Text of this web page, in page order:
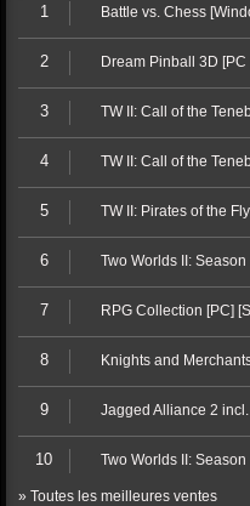
1 Battle vs. Chess
2 Dream Pinball 3D
3 TW II: Call of the
4 TW II: Call of the
5 TW II: Pirates of the
6 Two Worlds II:
7 RPG Collection [PC]
8 Knights and
9 Jagged Alliance 2
10 Two Worlds II:
» Toutes les meilleures ventes